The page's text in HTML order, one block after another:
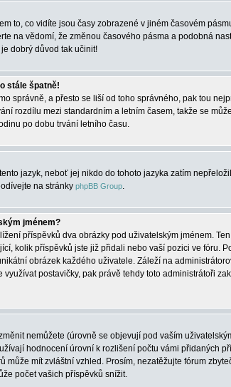
to, co vidíte jsou časy zobrazené v jiném časovém
na vědomí, že změnou časového pásma a podobná
dobrý důvod tak učinit!
stále špatně!
správně, a přesto se liší od toho správného, pak tou
rozdílu mezi standardním a letním časem, takže se
po dobu trvání letního času.
jazyk, neboť jej nikdo do tohoto jazyka zatím
na stránky phpBB Group.
jménem?
příspěvků dva obrázky pod uživatelským jménem.
kolik příspěvků jste již přidali nebo vaší pozici ve fóru.
obrázek každého uživatele. Záleží na
postavičky, pak právě tehdy toto administrátoři
nemůžete (úrovně se objevují pod vaším
hodnocení úrovní k rozlišení počtu vámi přidaných
může mít zvláštní vzhled. Prosím, nezatěžujte fórum
počet vašich příspěvků snížit.